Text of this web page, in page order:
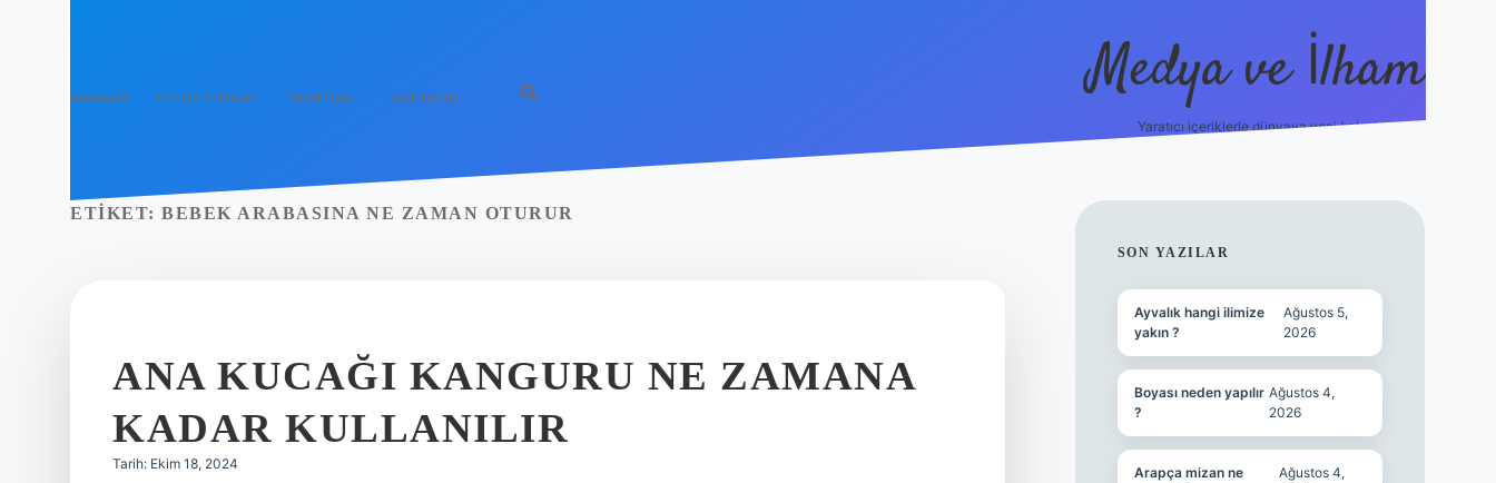
Anasayfa Gizlilik Politikası Yasal Uyarı Hakkımızda Medya ve İlham
Yaratıcı içeriklerle dünyaya yeni bakış!
ETIKET: BEBEK ARABASINA NE ZAMAN OTURUR
ANA KUCAĞI KANGURU NE ZAMANA
KADAR KULLANILIR
Tarih: Ekim 18, 2024
SIDEBAR
SON YAZILAR
Ayvalık hangi ilimize
yakın ?
Ağustos 5,
2026
Boyası neden yapılır
?
Ağustos 4,
2026
Arapça mizan ne
Ağustos 4,
vdcasino yeni giriş